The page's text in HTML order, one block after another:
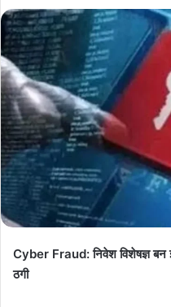
Cyber Fraud: निवेश विशेषज्ञ
ठगी